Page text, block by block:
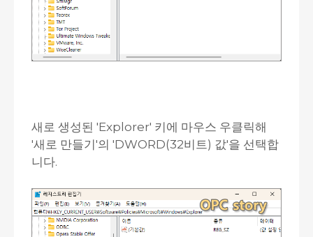
새로 생성된 'Explorer' 키에 마우스 우클릭해
'새로 만들기'의 'DWORD(32비트) 값'을 선택합
니다.